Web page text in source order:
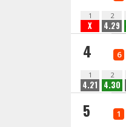
1
X
2
4.29
4 6
1
4.21
2
4.30
5 1